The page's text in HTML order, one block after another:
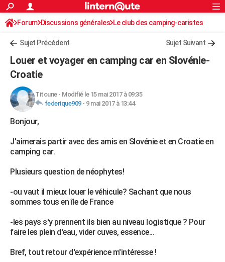
ACTUALITÉS
Politique
Société
Faits Divers
Education
Monde
Villes
+
Programme TV
TNTStreaming
Cinéma
Sorties cinéma
Musique
+FINANCE
Retraite
Impôts
Epargne
Immobilier
Risques naturels par ville
Banque
Assurance
Crédit
AUTO
Essais
Réserver un essai
Citadines
Berlines
SUV
Forum auto
HIGH-TECH
Forum
Aménagement intérieur
Extérieur
Cuisine
Salle de bains
Jardinage
Rangement
WEEK-END
Guides de France
Escapades
Patrimoine
Expositions
Musées
Week-end nature
+LIFESTYLE
Art de vivre
Bien-être
Loisirs
Mode
Modes de vie
SANTE
VOYAGE
Destinations
City break
Voyage nature
Voyage de noces
Forum
Climat
+
GUIDES D'ACHAT
Rechercher
S'inscrire
Connexion
Forum Discussions générales Le club des camping-caristes
Sujet Précédent Sujet Suivant
Louer et voyager en camping car en Slovénie-
Croatie
Titoune- Modifié le 15 mai 2017 à 09:35
federique909- 9 mai 2017 à 13:44
Bonjour,
J'aimerais partir avec des amis en Slovénie et en Croatie en
camping car.
Plusieurs question de néophytes!
-ou vaut il mieux louer le véhicule? Sachant que nous
sommes tous en île de France
-les pays s'y prennent ils bien au niveau logistique ? Pour
faire les plein d'eau, vider cuves, essence...
Bref, tout retour d'expérience m'intéresse !